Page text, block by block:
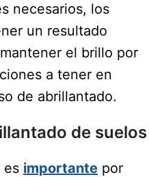
necesarios, los
un resultado
el brillo por
a tener en
de abrillantado.
de suelos
es importante por